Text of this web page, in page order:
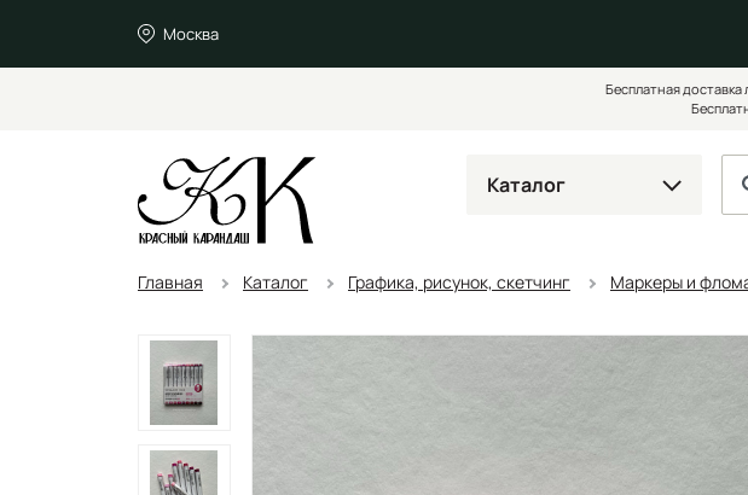
Москва
Бесплатная
Каталог
Главная Каталог Графика, рисунок, скетчинг Маркеры и